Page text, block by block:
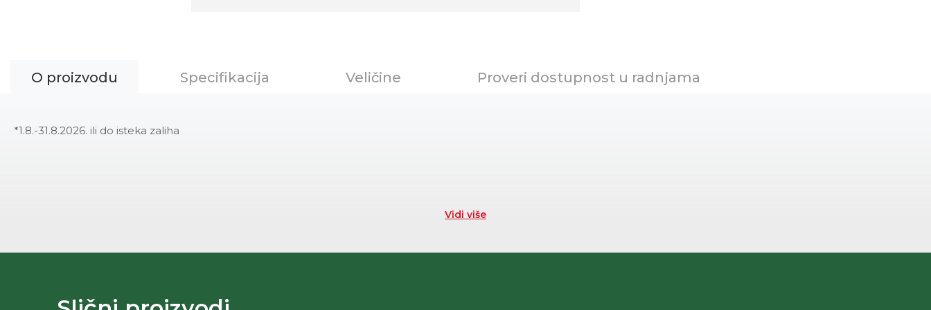
O proizvodu Specifikacija Veličine Proveri dostupnost u radnjama
*1.8.-31.8.2026. ili do isteka zaliha
Vidi više